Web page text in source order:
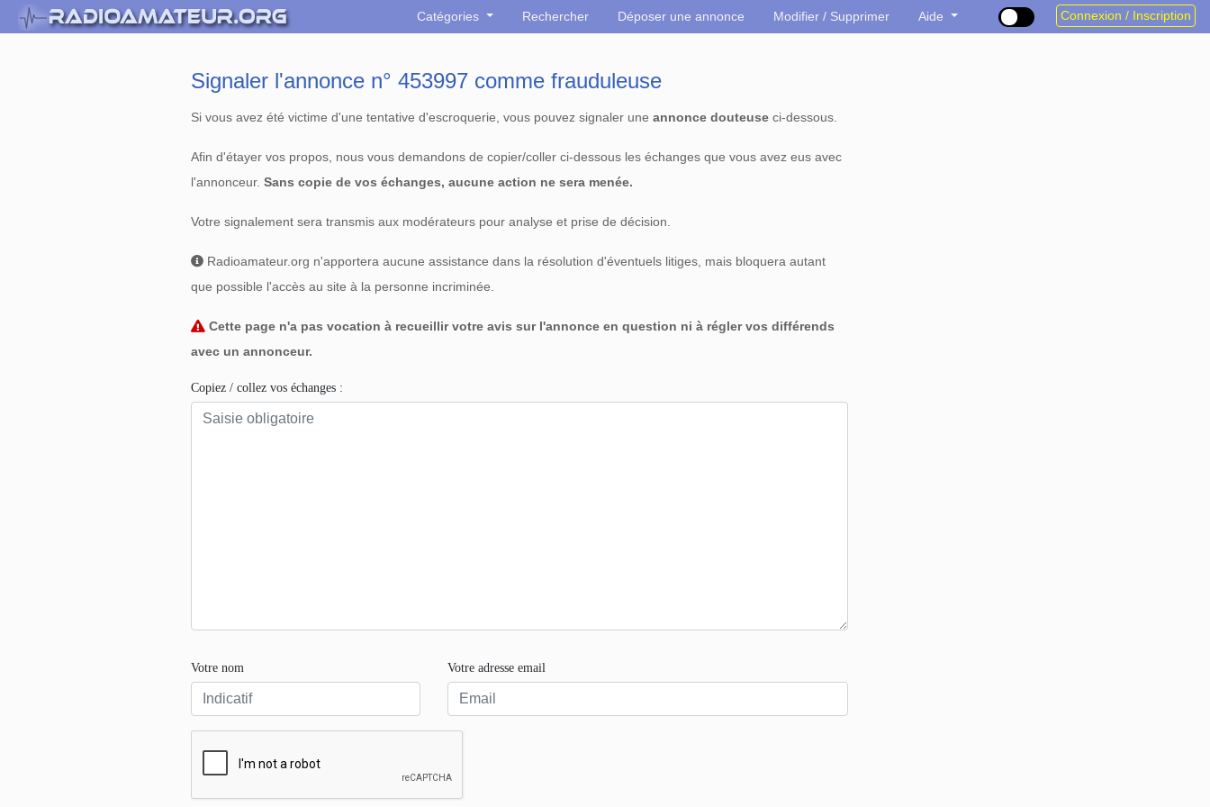
Catégories Rechercher Déposer une annonce Modifier / Supprimer Aide Connexion / Inscription
Signaler l'annonce n° 453997 comme frauduleuse
Si vous avez été victime d'une tentative d'escroquerie, vous pouvez signaler une annonce douteuse ci-dessous.
Afin d'étayer vos propos, nous vous demandons de copier/coller ci-dessous les échanges que vous avez eus avec
l'annonceur. Sans copie de vos échanges, aucune action ne sera menée.
Votre signalement sera transmis aux modérateurs pour analyse et prise de décision.
Radioamateur.org n'apportera aucune assistance dans la résolution d'éventuels litiges, mais bloquera autant
que possible l'accès au site à la personne incriminée.
Cette page n'a pas vocation à recueillir votre avis sur l'annonce en question ni à régler vos différends
avec un annonceur.
Copiez / collez vos échanges :
Votre nom Votre adresse email